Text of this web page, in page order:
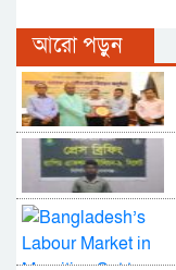
আরো পড়ুন